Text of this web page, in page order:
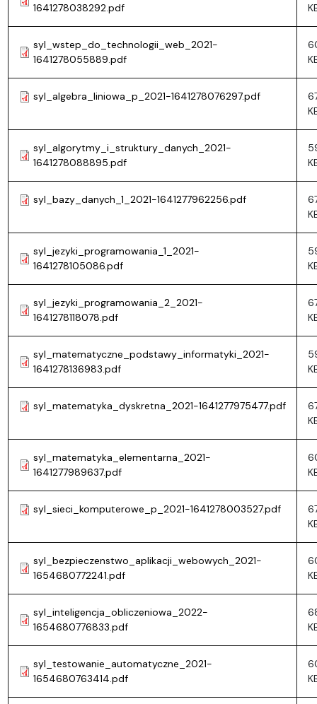
1641278038292.pdf
syl_wstep_do_technologii_web_2021-
1641278055889.pdf
syl_algebra_liniowa_p_2021-1641278076297.pdf
syl_algorytmy_i_struktury_danych_2021-
1641278088895.pdf
syl_bazy_danych_1_2021-1641277962256.pdf
syl_jezyki_programowania_1_2021-
1641278105086.pdf
syl_jezyki_programowania_2_2021-
1641278118078.pdf
syl_matematyczne_podstawy_informatyki_2021-
1641278136983.pdf
syl_matematyka_dyskretna_2021-1641277975477.pdf
syl_matematyka_elementarna_2021-
1641277989637.pdf
syl_sieci_komputerowe_p_2021-1641278003527.pdf
syl_bezpieczenstwo_aplikacji_webowych_2021-
1654680772241.pdf
syl_inteligencja_obliczeniowa_2022-
1654680776833.pdf
syl_testowanie_automatyczne_2021-
1654680763414.pdf